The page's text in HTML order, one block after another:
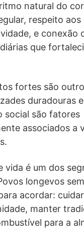
natural do
respeito aos
e conexão
que
fortes são
duradouras
social são fatores
associados a
vida é um dos
longevos
acordar:
manter
para a